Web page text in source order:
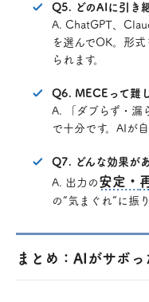
Q5. どのAIに引き
A. ChatGPT、
を選んでOK。形
られます。
Q6. MECEって難
A. 「ダブらず・漏
で十分です。AIが
Q7. どんな効果が
A. 出力の安定・
の“気まぐれ”に振
まとめ：AIがサボ